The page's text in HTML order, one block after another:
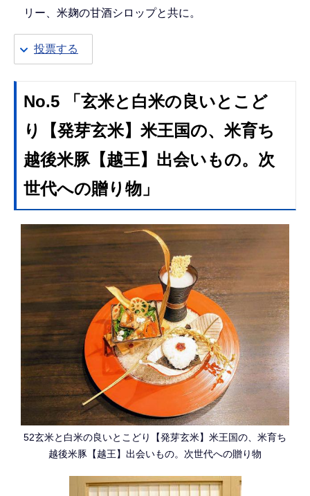
リー、米麹の甘酒シロップと共に。
投票する
No.5 「玄米と白米の良いとこど
り【発芽玄米】米王国の、米育ち
越後米豚【越王】出会いもの。次
世代への贈り物」
52玄米と白米の良いとこどり【発芽玄米】米王国の、米育ち
越後米豚【越王】出会いもの。次世代への贈り物